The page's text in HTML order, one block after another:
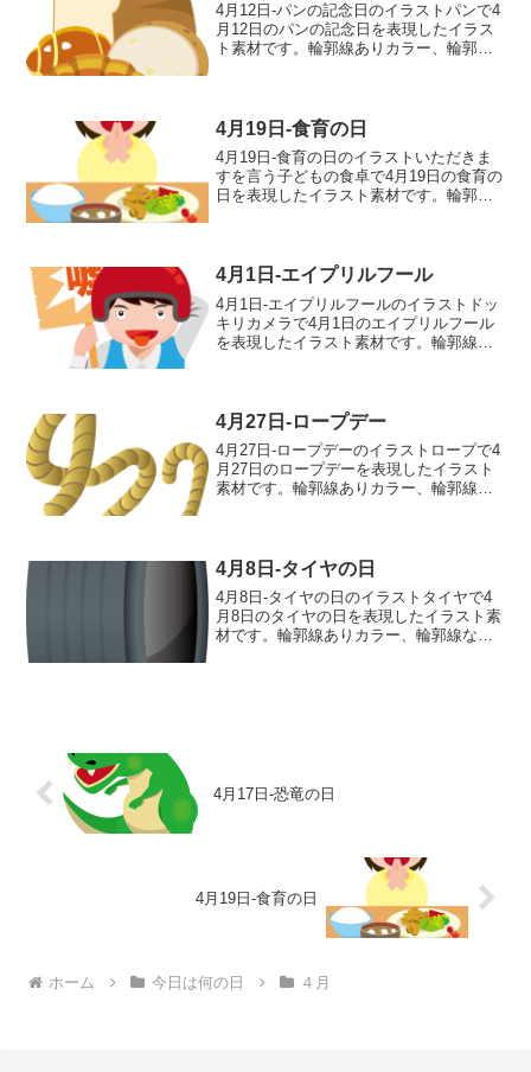
4月12日-パンの記念日のイラストパンで4
月12日のパンの記念日を表現したイラス
ト素材です。輪郭線ありカラー、輪郭線
4月19日-食育の日
4月19日-食育の日のイラストいただきま
すを言う子どもの食卓で4月19日の食育の
日を表現したイラスト素材です。輪郭線
のイラスト輪郭線...
4月1日-エイプリルフール
4月1日-エイプリルフールのイラストドッ
キリカメラで4月1日のエイプリルフール
を表現したイラスト素材です。輪郭線あ
輪郭線なし グ...
4月27日-ロープデー
4月27日-ロープデーのイラストロープで4
月27日のロープデーを表現したイラスト
素材です。輪郭線ありカラー、輪郭線な
4月8日-タイヤの日
4月8日-タイヤの日のイラストタイヤで4
月8日のタイヤの日を表現したイラスト素
材です。輪郭線ありカラー、輪郭線なし
4月17日-恐竜の日
4月19日-食育の日
ホーム 今日は何の日 ４月